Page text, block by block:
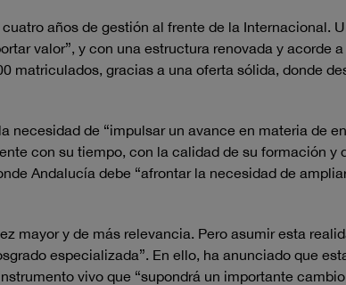
años de gestión al frente de la Internacional.
valor”, y con una estructura renovada y acorde
matriculados, gracias a una oferta sólida, donde
de “impulsar un avance en materia de
con su tiempo, con la calidad de su formación y
Andalucía debe “afrontar la necesidad de
mayor y de más relevancia. Pero asumir esta
especializada”. En ello, ha anunciado que
vivo que “supondrá un importante